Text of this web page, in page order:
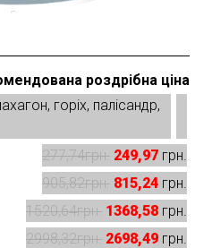
роздрібна ціна
горіх, палісандр,
277,74 249,97 грн.
905,82 815,24 грн.
1520,64 1368,58 грн.
2998,32 2698,49 грн.